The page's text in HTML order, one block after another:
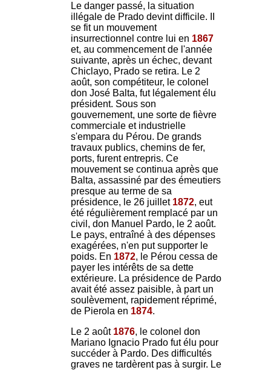
Le danger passé, la situation
illégale de Prado devint difficile. II
se fit un mouvement
insurrectionnel contre lui en 1867
et, au commencement de l'année
suivante, après un échec, devant
Chiclayo, Prado se retira. Le 2
août, son compétiteur, le colonel
don José Balta, fut légalement élu
président. Sous son
gouvernement, une sorte de fièvre
commerciale et industrielle
s'empara du Pérou. De grands
travaux publics, chemins de fer,
ports, furent entrepris. Ce
mouvement se continua après que
Balta, assassiné par des émeutiers
presque au terme de sa
présidence, le 26 juillet 1872, eut
été régulièrement remplacé par un
civil, don Manuel Pardo, le 2 août.
Le pays, entraîné à des dépenses
exagérées, n'en put supporter le
poids. En 1872, le Pérou cessa de
payer les intérêts de sa dette
extérieure. La présidence de Pardo
avait été assez paisible, à part un
soulèvement, rapidement réprimé,
de Pierola en 1874.
Le 2 août 1876, le colonel don
Mariano Ignacio Prado fut élu pour
succéder à Pardo. Des difficultés
graves ne tardèrent pas à surgir. Le